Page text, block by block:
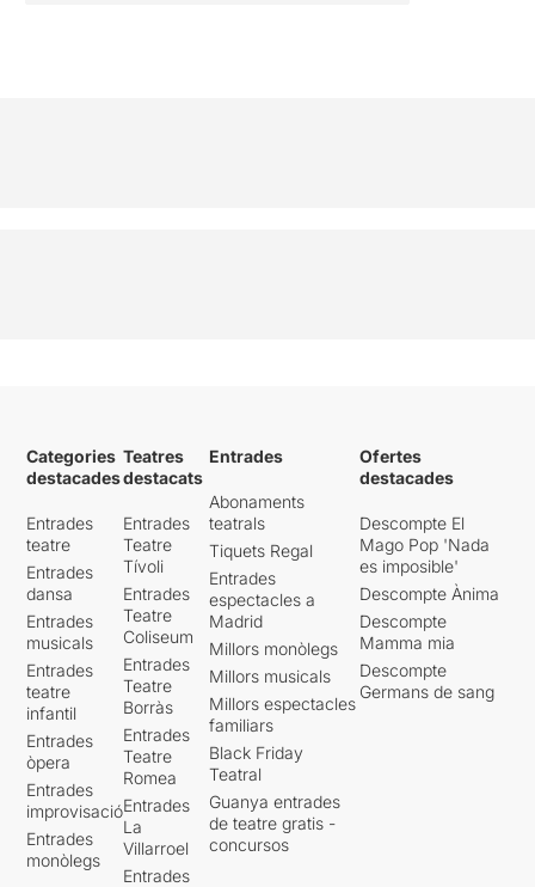
Categories
destacades
Entrades
teatre
Entrades
dansa
Entrades
musicals
Entrades
teatre
infantil
Entrades
òpera
Entrades
improvisació
Entrades
monòlegs
Teatres
destacats
Entrades
Teatre
Tívoli
Entrades
Teatre
Coliseum
Entrades
Teatre
Borràs
Entrades
Teatre
Romea
Entrades
La
Villarroel
Entrades
Entrades
Abonaments
teatrals
Tiquets Regal
Entrades
espectacles a
Madrid
Millors monòlegs
Millors musicals
Millors espectacles
familiars
Black Friday
Teatral
Guanya entrades
de teatre gratis -
concursos
Ofertes
destacades
Descompte El
Mago Pop 'Nada
es imposible'
Descompte Ànima
Descompte
Mamma mia
Descompte
Germans de sang